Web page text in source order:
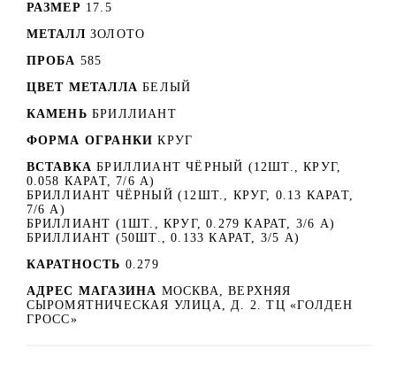
РАЗМЕР 17.5
МЕТАЛЛ ЗОЛОТО
ПРОБА 585
ЦВЕТ МЕТАЛЛА БЕЛЫЙ
КАМЕНЬ БРИЛЛИАНТ
ФОРМА ОГРАНКИ КРУГ
ВСТАВКА БРИЛЛИАНТ ЧЁРНЫЙ (12ШТ., КРУГ,
0.058 КАРАТ, 7/6 А)
БРИЛЛИАНТ ЧЁРНЫЙ (12ШТ., КРУГ, 0.13 КАРАТ,
7/6 А)
БРИЛЛИАНТ (1ШТ., КРУГ, 0.279 КАРАТ, 3/6 А)
БРИЛЛИАНТ (50ШТ., 0.133 КАРАТ, 3/5 А)
КАРАТНОСТЬ 0.279
АДРЕС МАГАЗИНА МОСКВА, ВЕРХНЯЯ
СЫРОМЯТНИЧЕСКАЯ УЛИЦА, Д. 2. ТЦ «ГОЛДЕН
ГРОСС»